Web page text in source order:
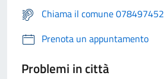
Chiama il comune 078497452
Prenota un appuntamento
Problemi in città